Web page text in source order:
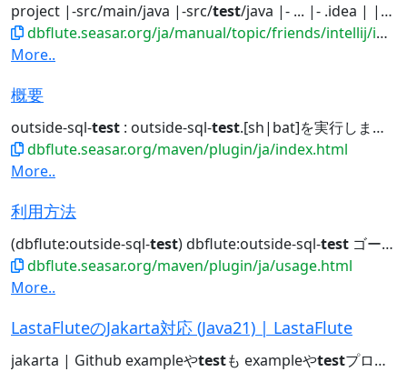
project |-src/main/java |-src/test/java |- ... |- .idea | |-inspectionProfiles...project |-src/main/java |-src/
dbflute.seasar.org/ja/manual/topic/friends/intellij/index.html
More..
概要
outside-sql-test : outside-sql-test.[sh|bat]を実行します。 replace-schema...jdbc generate doc outside-sql-
dbflute.seasar.org/maven/plugin/ja/index.html
More..
利用方法
(dbflute:outside-sql-test) dbflute:outside-sql-test ゴールを実行すると、DBFlute...outside-sql-
dbflute.seasar.org/maven/plugin/ja/usage.html
More..
LastaFluteのJakarta対応 (Java21) | LastaFlute
jakarta | Github exampleやtestも exampleやtestプロジェクトもブランチで分けてマージ管理していきます。...Jakarta版LastaFlute リリース一覧 Java8版との整合性 exampleや